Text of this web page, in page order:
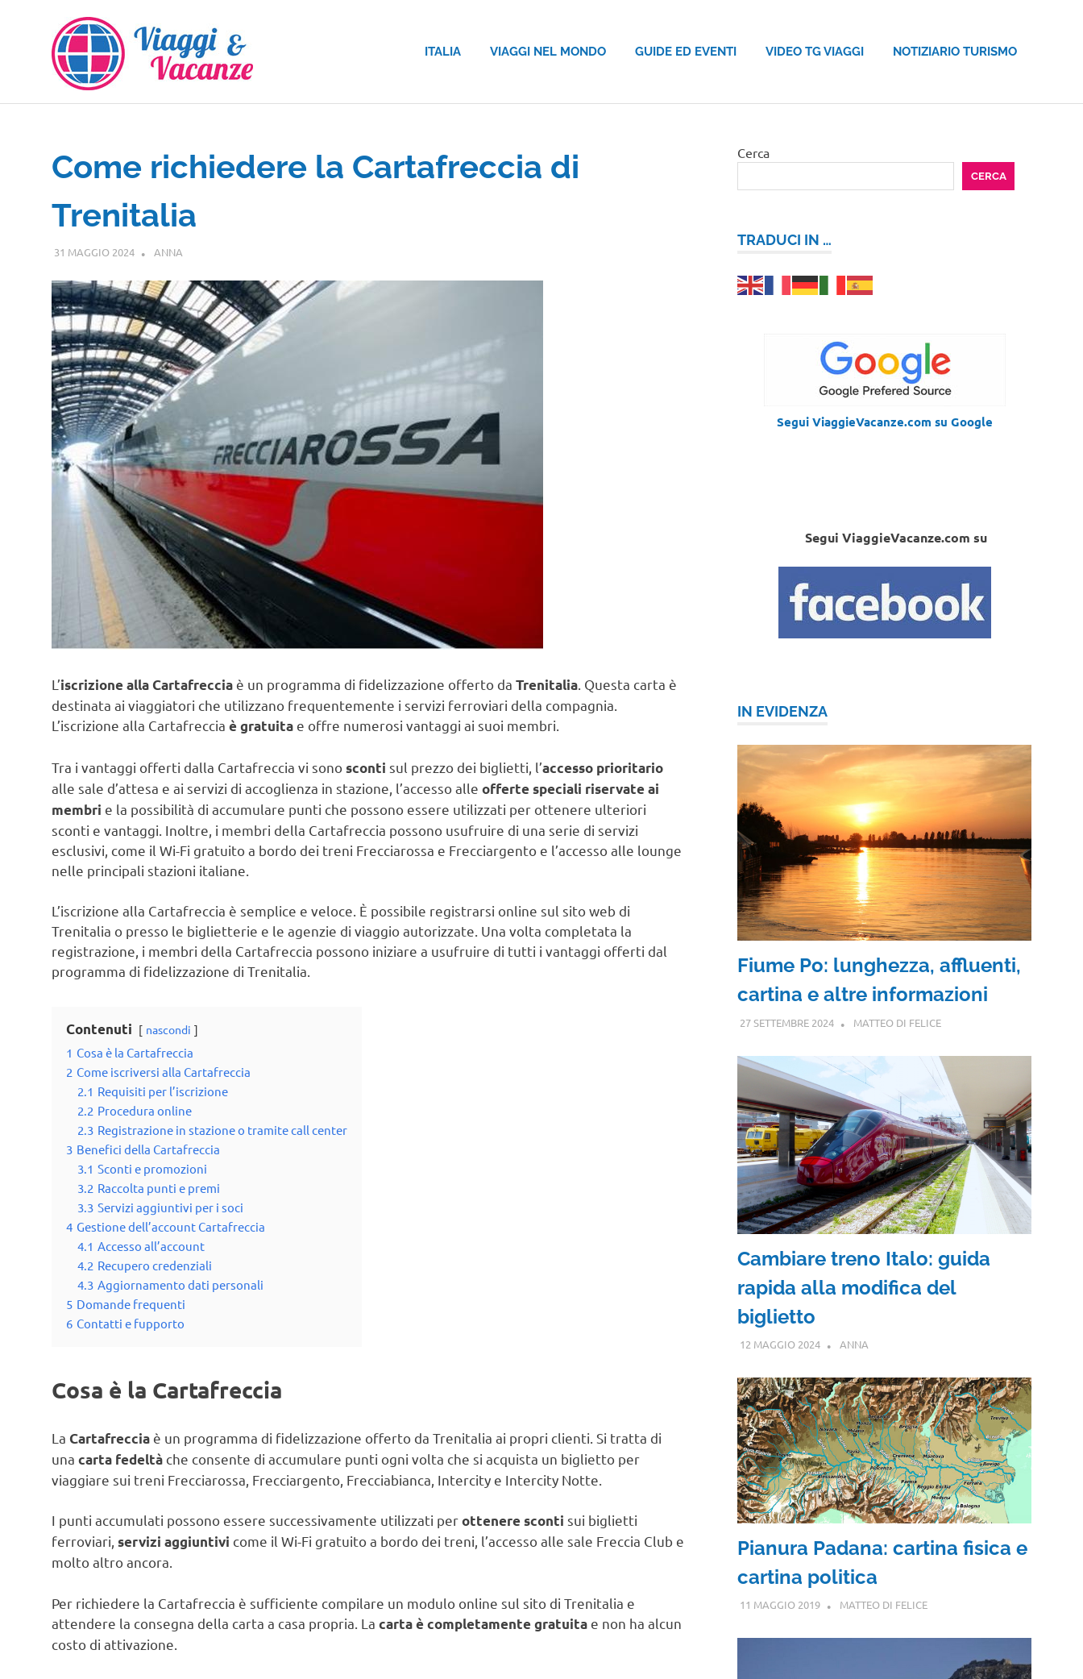
contenuto
ITALIA VIAGGI NEL MONDO GUIDE ED EVENTI VIDEO TG VIAGGI NOTIZIARIO TURISMO
Come richiedere la Cartafreccia di
Trenitalia
31 MAGGIO 2024 ANNA
L’iscrizione alla Cartafreccia è un programma di fidelizzazione offerto da Trenitalia. Questa carta è
destinata ai viaggiatori che utilizzano frequentemente i servizi ferroviari della compagnia.
L’iscrizione alla Cartafreccia è gratuita e offre numerosi vantaggi ai suoi membri.
Tra i vantaggi offerti dalla Cartafreccia vi sonosconti sul prezzo dei biglietti, l’accesso prioritario
alle sale d’attesa e ai servizi di accoglienza in stazione, l’accesso alle offerte speciali riservate ai
membri e la possibilità di accumulare punti che possono essere utilizzati per ottenere ulteriori
sconti e vantaggi. Inoltre, i membri della Cartafreccia possono usufruire di una serie di servizi
esclusivi, come il Wi-Fi gratuito a bordo dei treni Frecciarossa e Frecciargento e l’accesso alle lounge
nelle principali stazioni italiane.
L’iscrizione alla Cartafreccia è semplice e veloce. È possibile registrarsi online sul sito web di
Trenitalia o presso le biglietterie e le agenzie di viaggio autorizzate. Una volta completata la
registrazione, i membri della Cartafreccia possono iniziare a usufruire di tutti i vantaggi offerti dal
programma di fidelizzazione di Trenitalia.
Contenuti nascondi
1 Cosa è la Cartafreccia
2 Come iscriversi alla Cartafreccia
2.1 Requisiti per l’iscrizione
2.2 Procedura online
2.3 Registrazione in stazione o tramite call center
3 Benefici della Cartafreccia
3.1 Sconti e promozioni
3.2 Raccolta punti e premi
3.3 Servizi aggiuntivi per i soci
4 Gestione dell’account Cartafreccia
4.1 Accesso all’account
4.2 Recupero credenziali
4.3 Aggiornamento dati personali
5 Domande frequenti
6 Contatti e fupporto
Cosa è la Cartafreccia
La Cartafreccia è un programma di fidelizzazione offerto da Trenitalia ai propri clienti. Si tratta di
una carta fedeltà che consente di accumulare punti ogni volta che si acquista un biglietto per
viaggiare sui treni Frecciarossa, Frecciargento, Frecciabianca, Intercity e Intercity Notte.
I punti accumulati possono essere successivamente utilizzati perottenere sconti sui biglietti
ferroviari, servizi aggiuntivi come il Wi-Fi gratuito a bordo dei treni, l’accesso alle sale Freccia Club e
molto altro ancora.
Per richiedere la Cartafreccia è sufficiente compilare un modulo online sul sito di Trenitalia e
attendere la consegna della carta a casa propria. La carta è completamente gratuita e non ha alcun
costo di attivazione.
Cerca
CERCA
TRADUCI IN …
Segui ViaggieVacanze.com su Google
Segui ViaggieVacanze.com su
IN EVIDENZA
Fiume Po: lunghezza, affluenti,
cartina e altre informazioni
27 SETTEMBRE 2024 MATTEO DI FELICE
Cambiare treno Italo: guida
rapida alla modifica del
biglietto
12 MAGGIO 2024 ANNA
Pianura Padana: cartina fisica e
cartina politica
11 MAGGIO 2019 MATTEO DI FELICE